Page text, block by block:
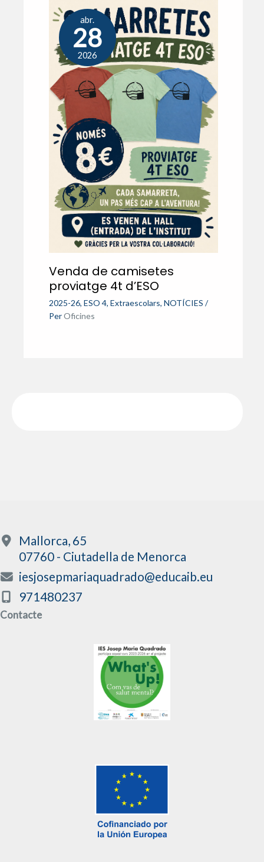
abr.
28
2026
Venda de camisetes
proviatge 4t d’ESO
2025-26, ESO 4, Extraescolars, NOTÍCIES /
Per Oficines
Mallorca, 65
07760 - Ciutadella de Menorca
iesjosepmariaquadrado@educaib.eu
971480237
Contacte